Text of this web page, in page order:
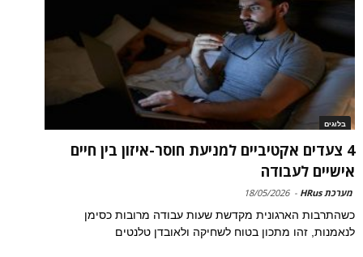
בלוגים
4 צעדים אקטיביים למניעת חוסר-איזון בין חיים
אישיים לעבודה
מערכת HRus -
18/05/2026
כשהתרבות הארגונית מקדשת שעות עבודה מרובות כסימן
לנאמנות, זהו מתכון בטוח לשחיקה ולאובדן טלנטים